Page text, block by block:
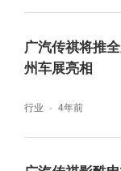
广汽传祺将推
州车展亮相
行业 4年前